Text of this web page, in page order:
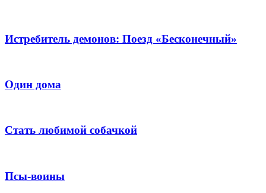
Истребитель демонов: Поезд «Бесконечный»
Один дома
Стать любимой собачкой
Псы-воины